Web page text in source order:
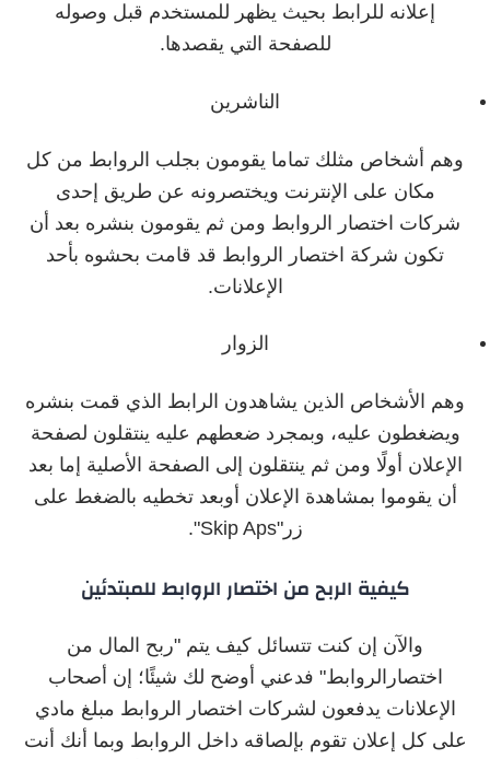
إعلانه للرابط بحيث يظهر للمستخدم قبل وصوله
للصفحة التي يقصدها.
الناشرين
وهم أشخاص مثلك تماما يقومون بجلب الروابط من كل
مكان على الإنترنت ويختصرونه عن طريق إحدى
شركات اختصار الروابط ومن ثم يقومون بنشره بعد أن
تكون شركة اختصار الروابط قد قامت بحشوه بأحد
الإعلانات.
الزوار
وهم الأشخاص الذين يشاهدون الرابط الذي قمت بنشره
ويضغطون عليه، وبمجرد ضعطهم عليه ينتقلون لصفحة
الإعلان أولًا ومن ثم ينتقلون إلى الصفحة الأصلية إما بعد
أن يقوموا بمشاهدة الإعلان أوبعد تخطيه بالضغط على
زر"Skip Aps".
كيفية الربح من اختصار الروابط للمبتدئين
والآن إن كنت تتسائل كيف يتم "ربح المال من
اختصارالروابط" فدعني أوضح لك شيئًا؛ إن أصحاب
الإعلانات يدفعون لشركات اختصار الروابط مبلغ مادي
على كل إعلان تقوم بإلصاقه داخل الروابط وبما أنك أنت